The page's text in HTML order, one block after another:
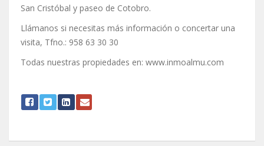
San Cristóbal y paseo de Cotobro.
Llámanos si necesitas más información o concertar una
visita, Tfno.: 958 63 30 30
Todas nuestras propiedades en: www.inmoalmu.com